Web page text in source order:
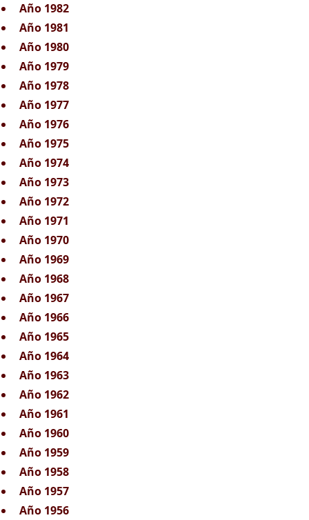
Año 1982
Año 1981
Año 1980
Año 1979
Año 1978
Año 1977
Año 1976
Año 1975
Año 1974
Año 1973
Año 1972
Año 1971
Año 1970
Año 1969
Año 1968
Año 1967
Año 1966
Año 1965
Año 1964
Año 1963
Año 1962
Año 1961
Año 1960
Año 1959
Año 1958
Año 1957
Año 1956